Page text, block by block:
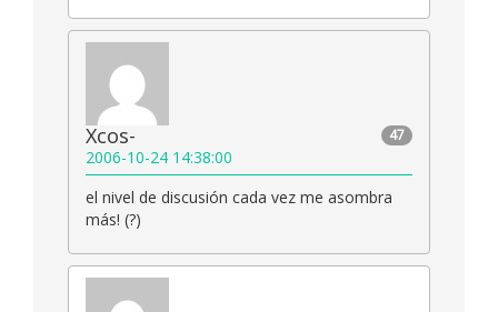
47
Xcos-
2006-10-24 14:38:00
el nivel de discusión cada vez me asombra
más! (?)